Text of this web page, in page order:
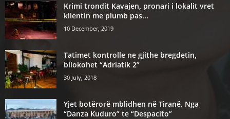
Krimi trondit Kavajen, pronari i lokalit vret
klientin me plumb pas...
10 December, 2019
Tatimet kontrolle ne gjithe bregdetin,
bllokohet “Adriatik 2”
30 July, 2018
Yjet botërorë mblidhen në Tiranë. Nga
“Danza Kuduro” te “Despacito”